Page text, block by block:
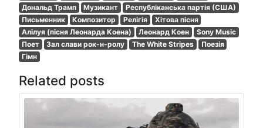
Дональд Трамп Музикант
Республіканська партія (США)
Письменник
Композитор Релігія
Хітова пісня
Алілуя (пісня Леонарда Коена)
Леонард Коен
Sony Music
Поет
Зал слави рок-н-ролу The White Stripes
Поезія
Гімн
Related posts